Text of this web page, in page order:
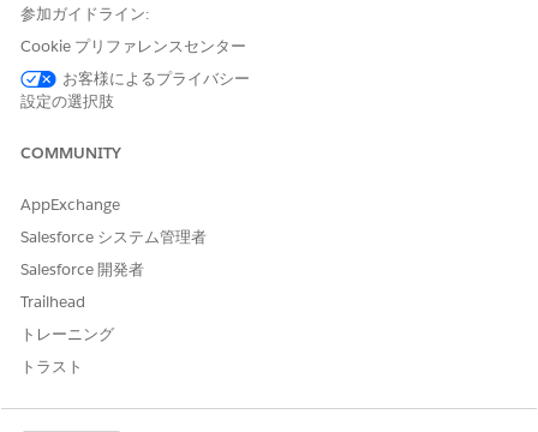
れらのサービスプロセス商品の対象資格ルールを設定する方法
をリストします。顧客とユーザーには、個人取引先のレコード
商品のみが表示されます。対象資格ルールが期待どおりに機能
するかどうかを確認できます。
この記事で問題は解決されましたか?
参加ガイドライン:
Cookie プリファレンスセンター
お客様によるプライバシー
設定の選択肢
COMMUNITY
AppExchange
Salesforce システム管理者
Salesforce 開発者
Trailhead
トレーニング
トラスト